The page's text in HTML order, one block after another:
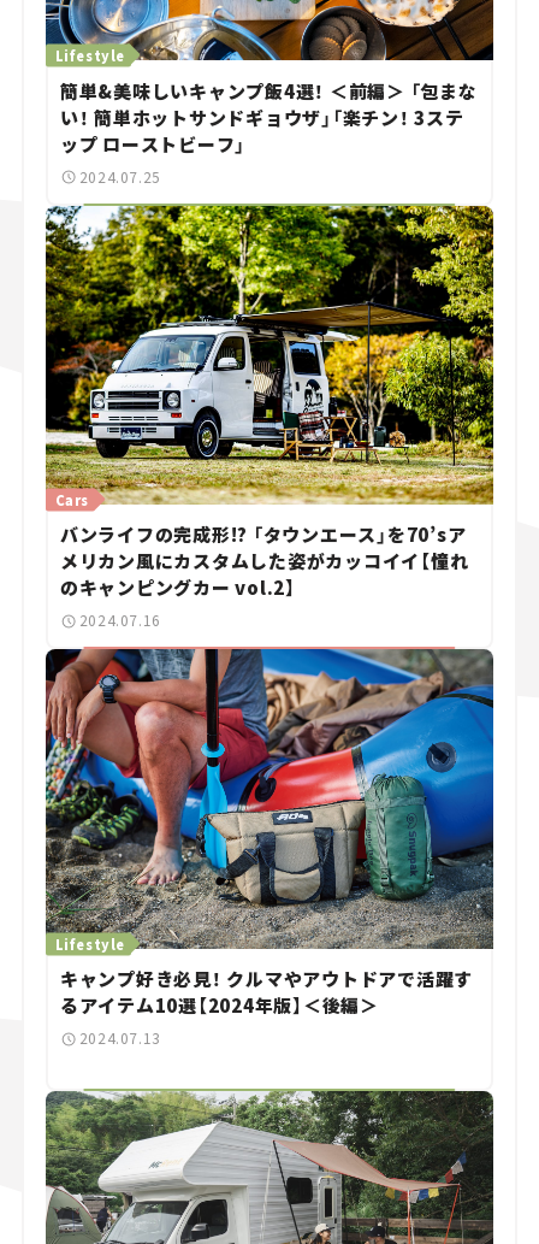
Lifestyle
簡単&美味しいキャンプ飯4選！ ＜前編＞ 「包まな
い！ 簡単ホットサンドギョウザ」「楽チン！ 3ステ
ップ ローストビーフ」
2024.07.25
Cars
バンライフの完成形!? 「タウンエース」を70’sア
メリカン風にカスタムした姿がカッコイイ【憧れ
のキャンピングカー vol.2】
2024.07.16
Lifestyle
キャンプ好き必見！ クルマやアウトドアで活躍す
るアイテム10選【2024年版】＜後編＞
2024.07.13